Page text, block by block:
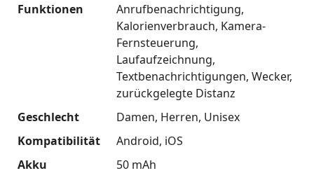
Funktionen
Anrufbenachrichtigung
Kalorienverbrauch Kamera-
Fernsteuerung
Laufaufzeichnung
Textbenachrichtigungen Wecker
zurückgelegte Distanz
Geschlecht
Damen Herren Unisex
Kompatibilität
Android iOS
Akku
50 mAh